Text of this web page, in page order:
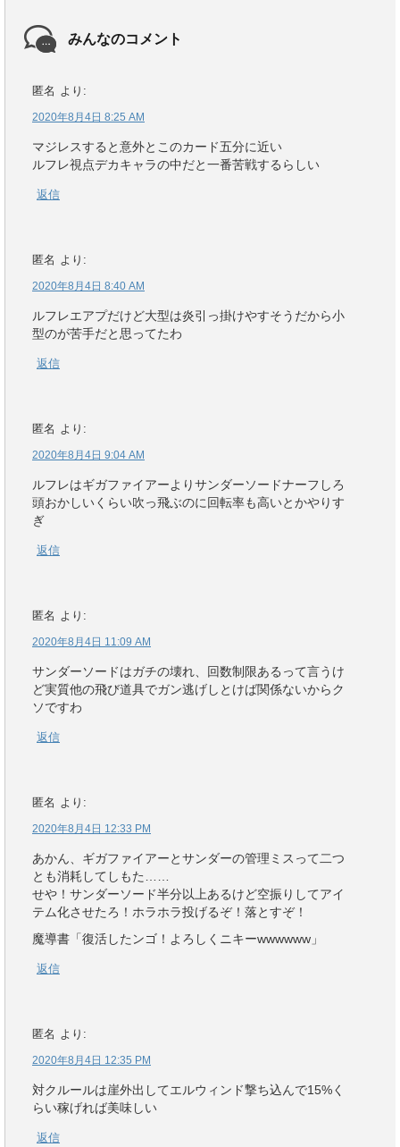
みんなのコメント
匿名 より:
2020年8月4日 8:25 AM
マジレスすると意外とこのカード五分に近い
ルフレ視点デカキャラの中だと一番苦戦するらしい
返信
匿名 より:
2020年8月4日 8:40 AM
ルフレエアプだけど大型は炎引っ掛けやすそうだから小
型のが苦手だと思ってたわ
返信
匿名 より:
2020年8月4日 9:04 AM
ルフレはギガファイアーよりサンダーソードナーフしろ
頭おかしいくらい吹っ飛ぶのに回転率も高いとかやりす
ぎ
返信
匿名 より:
2020年8月4日 11:09 AM
サンダーソードはガチの壊れ、回数制限あるって言うけ
ど実質他の飛び道具でガン逃げしとけば関係ないからク
ソですわ
返信
匿名 より:
2020年8月4日 12:33 PM
あかん、ギガファイアーとサンダーの管理ミスって二つ
とも消耗してしもた……
せや！サンダーソード半分以上あるけど空振りしてアイ
テム化させたろ！ホラホラ投げるぞ！落とすぞ！
魔導書「復活したンゴ！よろしくニキーwwwwww」
返信
匿名 より:
2020年8月4日 12:35 PM
対クルールは崖外出してエルウィンド撃ち込んで15%く
らい稼げれば美味しい
返信